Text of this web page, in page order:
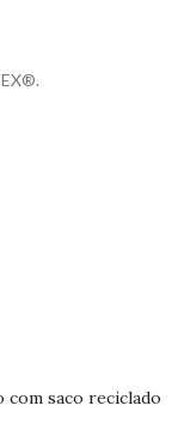
saco reciclado